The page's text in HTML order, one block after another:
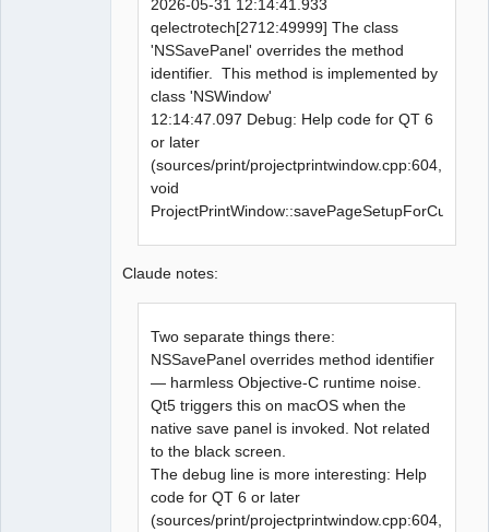
2026-05-31 12:14:41.933
qelectrotech[2712:49999] The class
'NSSavePanel' overrides the method
identifier. This method is implemented by
class 'NSWindow'
12:14:47.097 Debug: Help code for QT 6
or later
(sources/print/projectprintwindow.cpp:604,
void
Claude notes:
Two separate things there:
NSSavePanel overrides method identifier
— harmless Objective-C runtime noise.
Qt5 triggers this on macOS when the
native save panel is invoked. Not related
to the black screen.
The debug line is more interesting: Help
code for QT 6 or later
(sources/print/projectprintwindow.cpp:604,